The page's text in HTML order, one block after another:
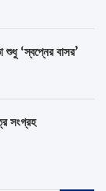
শুধু ‘স্বপ্নের বাসর’
সংগ্রহ